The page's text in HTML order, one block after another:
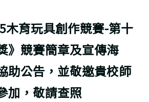
木育玩具創作競賽-第十
》競賽簡章及宣傳海
助公告，並敬邀貴校師
加，敬請查照